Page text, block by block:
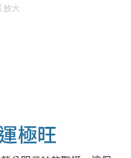
放大
極旺